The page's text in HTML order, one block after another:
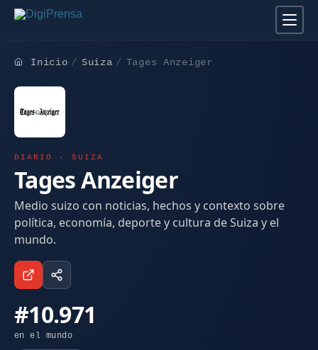
Inicio Suiza Tages Anzeiger
DIARIO · SUIZA
Tages Anzeiger
Medio suizo con noticias, hechos y contexto sobre
política, economía, deporte y cultura de Suiza y el
mundo.
#10.971
en el mundo